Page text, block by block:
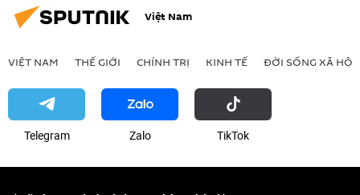
Việt Nam
VIỆT NAM THẾ GIỚI CHÍNH TRỊ KINH TẾ ĐỜI SỐNG XÃ HỘI
Telegram Zalo ТikТоk